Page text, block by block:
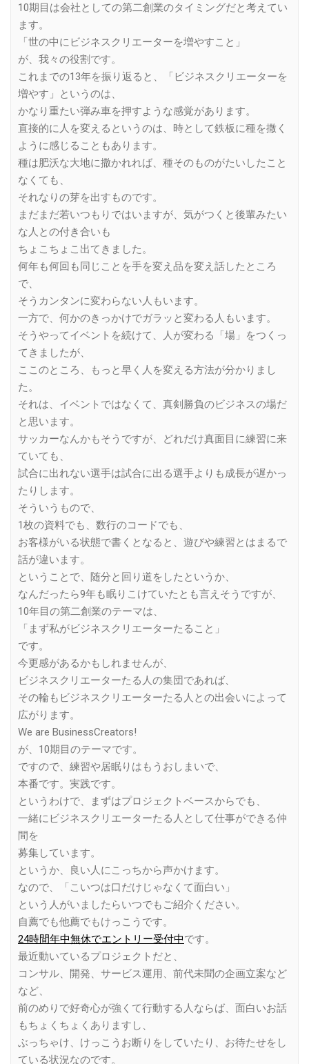
10期目は会社としての第二創業のタイミングだと考えてい
ます。
「世の中にビジネスクリエーターを増やすこと」
が、我々の役割です。
これまでの13年を振り返ると、「ビジネスクリエーターを
増やす」というのは、
かなり重たい弾み車を押すような感覚があります。
直接的に人を変えるというのは、時として鉄板に種を撒く
ように感じることもあります。
種は肥沃な大地に撒かれれば、種そのものがたいしたこと
なくても、
それなりの芽を出すものです。
まだまだ若いつもりではいますが、気がつくと後輩みたい
な人との付き合いも
ちょこちょこ出てきました。
何年も何回も同じことを手を変え品を変え話したところ
で、
そうカンタンに変わらない人もいます。
一方で、何かのきっかけでガラッと変わる人もいます。
そうやってイベントを続けて、人が変わる「場」をつくっ
てきましたが、
ここのところ、もっと早く人を変える方法が分かりまし
た。
それは、イベントではなくて、真剣勝負のビジネスの場だ
と思います。
サッカーなんかもそうですが、どれだけ真面目に練習に来
ていても、
試合に出れない選手は試合に出る選手よりも成長が遅かっ
たりします。
そういうもので、
1枚の資料でも、数行のコードでも、
お客様がいる状態で書くとなると、遊びや練習とはまるで
話が違います。
ということで、随分と回り道をしたというか、
なんだったら9年も眠りこけていたとも言えそうですが、
10年目の第二創業のテーマは、
「まず私がビジネスクリエーターたること」
です。
今更感があるかもしれませんが、
ビジネスクリエーターたる人の集団であれば、
その輪もビジネスクリエーターたる人との出会いによって
広がります。
We are BusinessCreators!
が、10期目のテーマです。
ですので、練習や居眠りはもうおしまいで、
本番です。実践です。
というわけで、まずはプロジェクトベースからでも、
一緒にビジネスクリエーターたる人として仕事ができる仲
間を
募集しています。
というか、良い人にこっちから声かけます。
なので、「こいつは口だけじゃなくて面白い」
という人がいましたらいつでもご紹介ください。
自薦でも他薦でもけっこうです。
24時間年中無休でエントリー受付中です。
最近動いているプロジェクトだと、
コンサル、開発、サービス運用、前代未聞の企画立案など
など、
前のめりで好奇心が強くて行動する人ならば、面白いお話
もちょくちょくありますし、
ぶっちゃけ、けっこうお断りをしていたり、お待たせをし
ている状況なのです。